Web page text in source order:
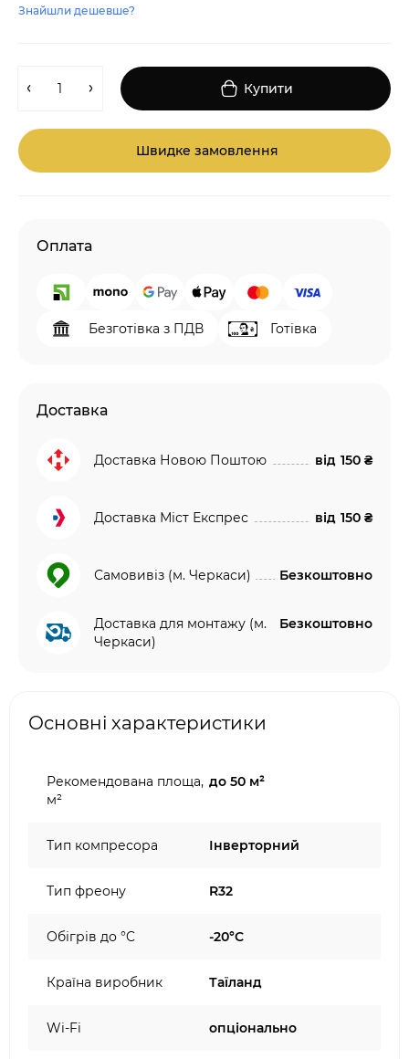
Знайшли дешевше?
Купити
Швидке замовлення
Оплата
Безготівка з ПДВ Готівка
Доставка
Доставка Новою Поштою від 150 ₴
Доставка Міст Експрес від 150 ₴
Самовивіз (м. Черкаси) Безкоштовно
Доставка для монтажу (м.
Черкаси)
Безкоштовно
Основні характеристики
Рекомендована площа,
м²
до 50 м²
Тип компресора Інверторний
Тип фреону R32
Обігрів до °C -20°C
Країна виробник Таїланд
Wi-Fi опціонально